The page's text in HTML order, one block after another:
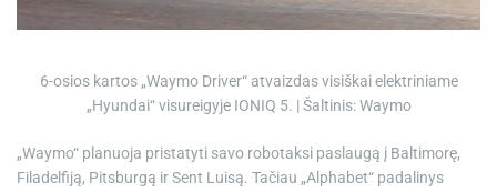
e
6-osios kartos „Waymo Driver“ atvaizdas visiškai elektriniame
„Hyundai“ visureigyje IONIQ 5. | Šaltinis: Waymo
„Waymo“ planuoja pristatyti savo robotaksi paslaugą į Baltimorę,
Filadelfiją, Pitsburgą ir Sent Luisą. Tačiau „Alphabet“ padalinys